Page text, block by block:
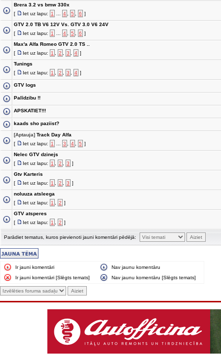
Brera 3.2 vs bmw 330x
[
Iet uz lapu: 1 4 5 6 ]
GTV 2.0 TB V6 12V Vs. GTV 3.0 V6 24V
[
Iet uz lapu: 1 4 5 6 ]
Max'a Alfa Romeo GTV 2.0 TS ..
[
Iet uz lapu: 1 2 3 4 ]
Tunings
[
Iet uz lapu: 1 2 3 4 ]
GTV logs
Palīdzibu !!
APSKATIET!!!
kaads sho paziist?
[Aptauja] Track Day Alfa
[
Iet uz lapu: 1 3 4 5 ]
Nelec GTV dzinejs
[
Iet uz lapu: 1 2 3 ]
Gtv Karteris
[
Iet uz lapu: 1 2 3 ]
noluuza atsleega
[
Iet uz lapu: 1 2 ]
GTV atsperes
[
Iet uz lapu: 1 2 ]
Parādiet tematus, kuros pievienoti jauni komentāri pēdējā:
Ir jauni komentāri
Nav jaunu komentāru
Ir jauni komentāri [Slēgts temats]
Nav jaunu komentāru [Slēgts temats]